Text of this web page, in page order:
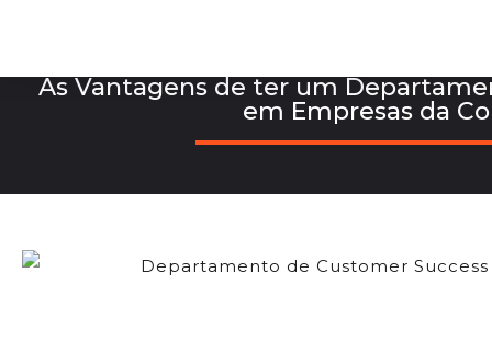
As Vantagens de ter um
em Empresas da